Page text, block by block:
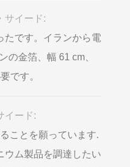
サイード:
たです。イランから電
の金箔、幅 61 cm、
です。
イード:
ことを願っています.
ウム製品を調達したい